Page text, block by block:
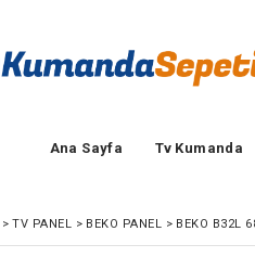
Ana Sayfa Tv Kumanda
> TV PANEL > BEKO PANEL > BEKO B32L